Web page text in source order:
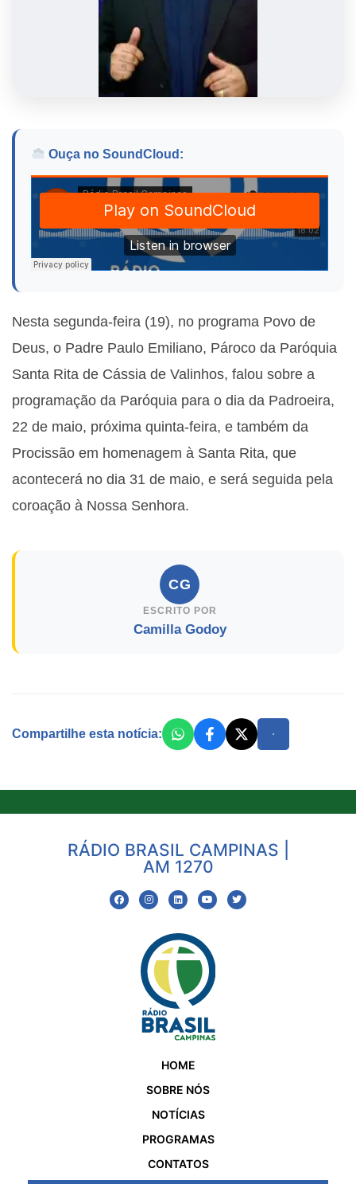
Ouça no SoundCloud:
Nesta segunda-feira (19), no programa Povo de
Deus, o Padre Paulo Emiliano, Pároco da Paróquia
Santa Rita de Cássia de Valinhos, falou sobre a
programação da Paróquia para o dia da Padroeira,
22 de maio, próxima quinta-feira, e também da
Procissão em homenagem à Santa Rita, que
acontecerá no dia 31 de maio, e será seguida pela
coroação à Nossa Senhora.
CG
ESCRITO POR
Camilla Godoy
Compartilhe esta notícia:
RÁDIO BRASIL CAMPINAS |
AM 1270
HOME
SOBRE NÓS
NOTÍCIAS
PROGRAMAS
CONTATOS